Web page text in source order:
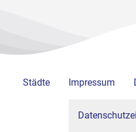
Städte Impressum